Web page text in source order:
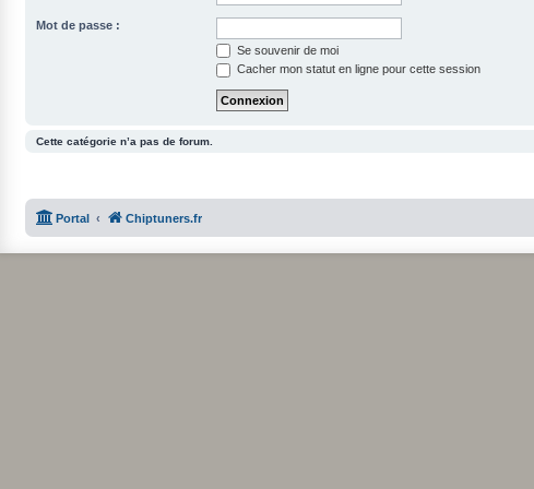
Mot de passe :
Se souvenir de moi
Cacher mon statut en ligne pour cette session
Cette catégorie n’a pas de forum.
Portal Chiptuners.fr